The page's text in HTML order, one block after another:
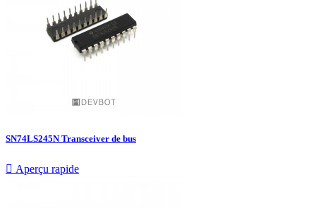
SN74LS245N Transceiver de bus
 Aperçu rapide